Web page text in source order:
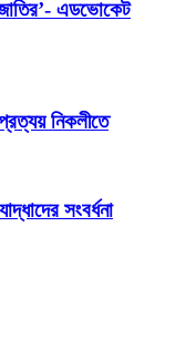
এডভোকেট
নিকলীতে
সংবর্ধনা